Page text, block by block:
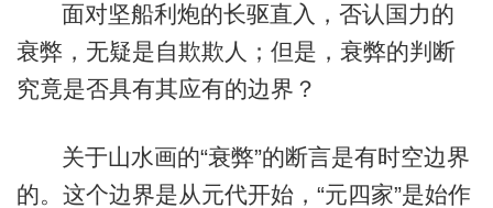
面对坚船利炮的长驱直入，否认国力的
衰弊，无疑是自欺欺人；但是，衰弊的判断
究竟是否具有其应有的边界？
关于山水画的“衰弊”的断言是有时空边界
的。这个边界是从元代开始，“元四家”是始作